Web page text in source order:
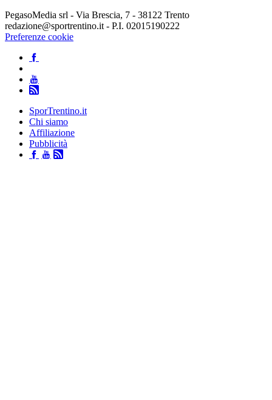
PegasoMedia srl - Via Brescia, 7 - 38122 Trento
redazione@sportrentino.it - P.I. 02015190222
Preferenze cookie
SporTrentino.it
Chi siamo
Affiliazione
Pubblicità